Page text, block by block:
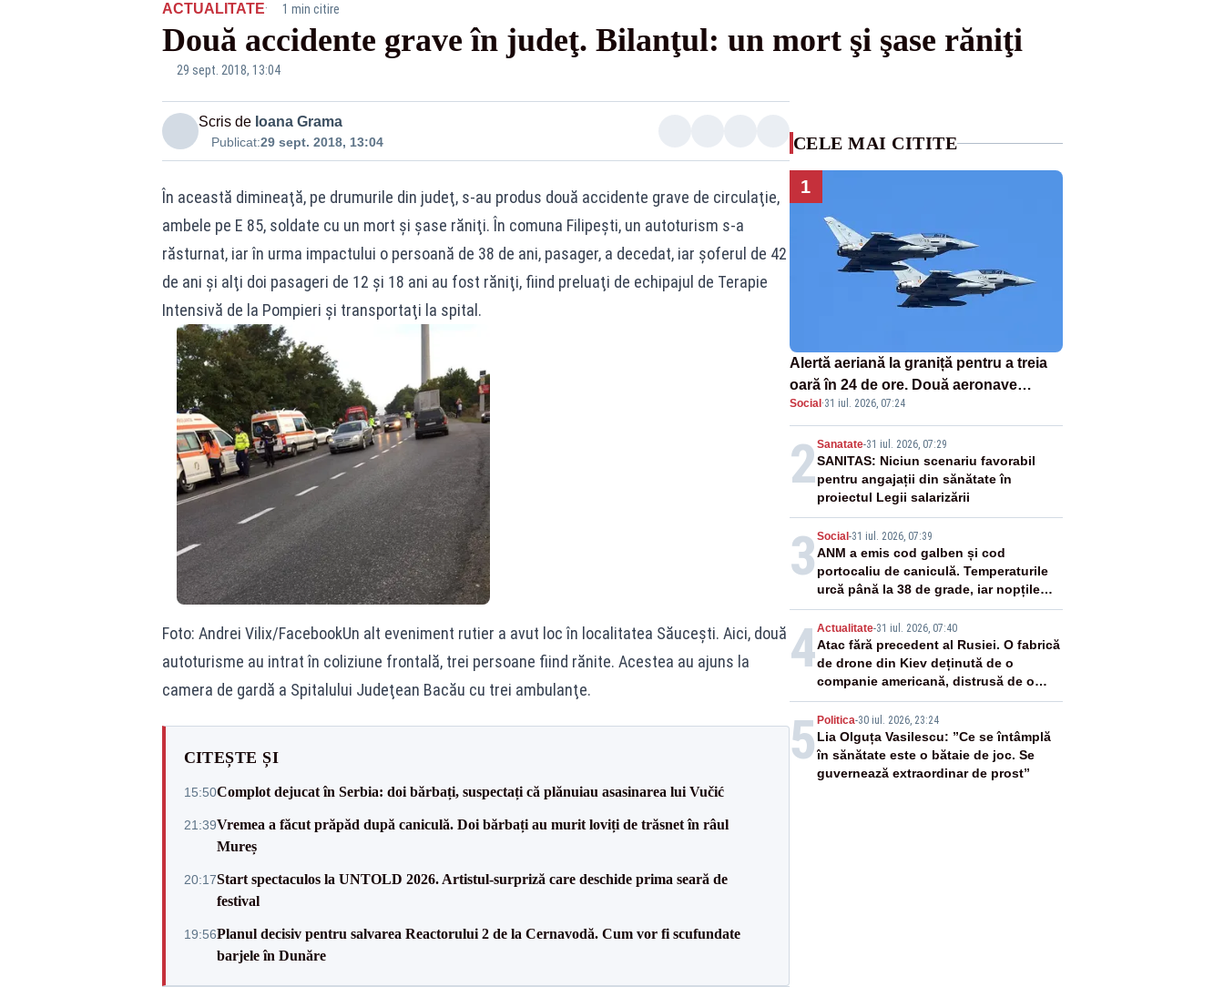
ACTUALITATE· 1 min citire
Două accidente grave în judeţ. Bilanţul: un mort şi şase răniţi
29 sept. 2018, 13:04
Scris de Ioana Grama
Publicat:29 sept. 2018, 13:04
În această dimineaţă, pe drumurile din judeţ, s-au produs două accidente grave de circulaţie,
ambele pe E 85, soldate cu un mort şi şase răniţi. În comuna Filipeşti, un autoturism s-a
răsturnat, iar în urma impactului o persoană de 38 de ani, pasager, a decedat, iar şoferul de 42
de ani şi alţi doi pasageri de 12 şi 18 ani au fost răniţi, fiind preluaţi de echipajul de Terapie
Intensivă de la Pompieri şi transportaţi la spital.
Foto: Andrei Vilix/FacebookUn alt eveniment rutier a avut loc în localitatea Săuceşti. Aici, două
autoturisme au intrat în coliziune frontală, trei persoane fiind rănite. Acestea au ajuns la
camera de gardă a Spitalului Judeţean Bacău cu trei ambulanţe.
CITEȘTE ȘI
15:50Complot dejucat în Serbia: doi bărbați, suspectați că plănuiau asasinarea lui Vučić
21:39Vremea a făcut prăpăd după caniculă. Doi bărbați au murit loviți de trăsnet în râul
Mureș
20:17Start spectaculos la UNTOLD 2026. Artistul-surpriză care deschide prima seară de
festival
19:56Planul decisiv pentru salvarea Reactorului 2 de la Cernavodă. Cum vor fi scufundate
barjele în Dunăre
CELE MAI CITITE
1
Alertă aeriană la graniță pentru a treia
oară în 24 de ore. Două aeronave
Eurofighter britanice au fost ridicate de
la sol
Social ·31 iul. 2026, 07:24
2Sanatate-31 iul. 2026, 07:29
SANITAS: Niciun scenariu favorabil
pentru angajații din sănătate în
proiectul Legii salarizării
3 Social -31 iul. 2026, 07:39
ANM a emis cod galben și cod
portocaliu de caniculă. Temperaturile
urcă până la 38 de grade, iar nopțile
devin tropicale
4Actualitate-31 iul. 2026, 07:40
Atac fără precedent al Rusiei. O fabrică
de drone din Kiev deținută de o
companie americană, distrusă de o
rachetă rusească
5 Politica-30 iul. 2026, 23:24
Lia Olguța Vasilescu: ”Ce se întâmplă
în sănătate este o bătaie de joc. Se
guvernează extraordinar de prost”